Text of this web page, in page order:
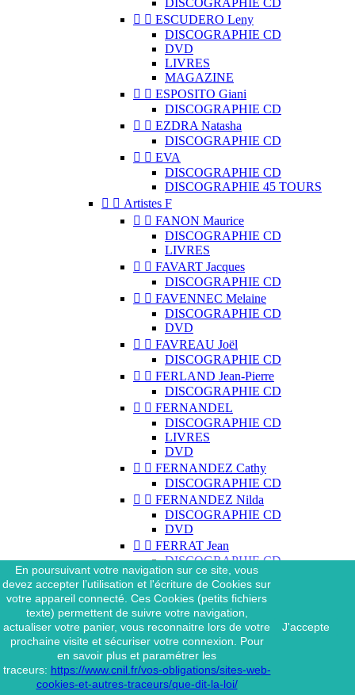
DISCOGRAPHIE CD
  ESCUDERO Leny
DISCOGRAPHIE CD
DVD
LIVRES
MAGAZINE
  ESPOSITO Giani
DISCOGRAPHIE CD
  EZDRA Natasha
DISCOGRAPHIE CD
  EVA
DISCOGRAPHIE CD
DISCOGRAPHIE 45 TOURS
  Artistes F
  FANON Maurice
DISCOGRAPHIE CD
LIVRES
  FAVART Jacques
DISCOGRAPHIE CD
  FAVENNEC Melaine
DISCOGRAPHIE CD
DVD
  FAVREAU Joël
DISCOGRAPHIE CD
  FERLAND Jean-Pierre
DISCOGRAPHIE CD
  FERNANDEL
DISCOGRAPHIE CD
LIVRES
DVD
  FERNANDEZ Cathy
DISCOGRAPHIE CD
  FERNANDEZ Nilda
DISCOGRAPHIE CD
DVD
  FERRAT Jean
DISCOGRAPHIE CD
DISCOGRAPHIE 45 TOURS
DISCOGRAPHIE 33 TOURS
DVD
MAGAZINE
  FERRAT Jean & SES
INTERPRÈTES
DISCOGRAPHIE CD
  FERRÉ Léo
En poursuivant votre navigation sur ce site, vous
devez accepter l’utilisation et l'écriture de Cookies sur
votre appareil connecté. Ces Cookies (petits fichiers
texte) permettent de suivre votre navigation,
actualiser votre panier, vous reconnaitre lors de votre
prochaine visite et sécuriser votre connexion. Pour
en savoir plus et paramétrer les
traceurs: https://www.cnil.fr/vos-obligations/sites-web-
cookies-et-autres-traceurs/que-dit-la-loi/
J'accepte